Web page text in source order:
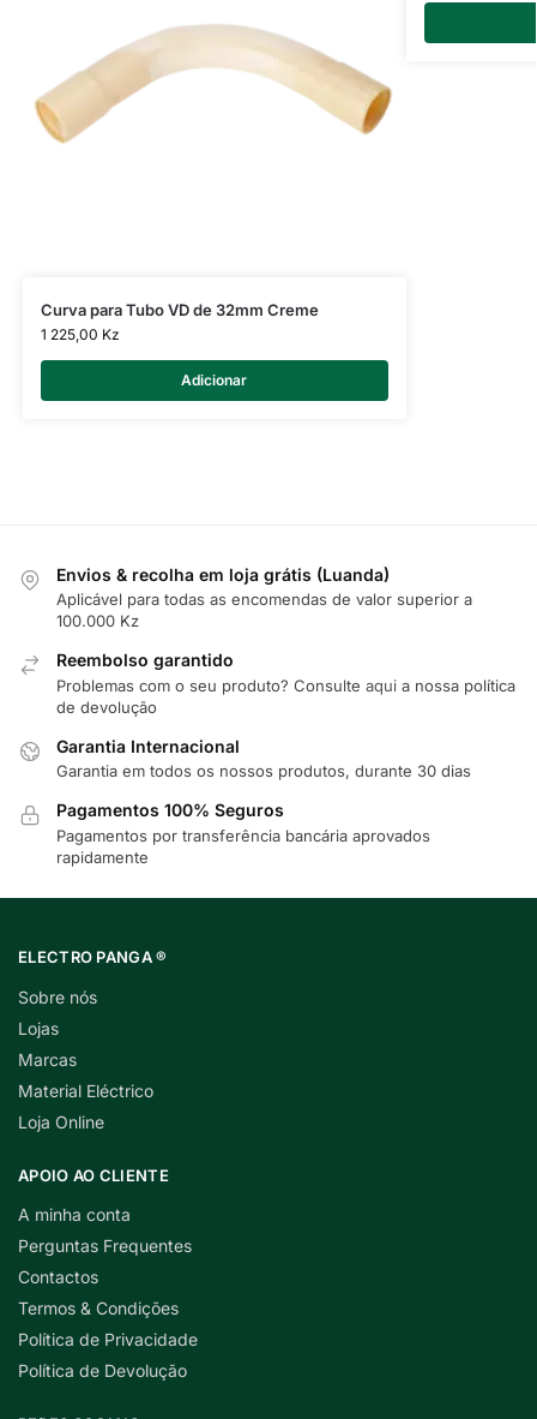
Curva para Tubo VD de 32mm Creme
1 225,00 Kz
Adicionar
Envios & recolha em loja grátis (Luanda)
Aplicável para todas as encomendas de valor superior a
100.000 Kz
Reembolso garantido
Problemas com o seu produto? Consulte aqui a nossa política
de devolução
Garantia Internacional
Garantia em todos os nossos produtos, durante 30 dias
Pagamentos 100% Seguros
Pagamentos por transferência bancária aprovados
rapidamente
ELECTRO PANGA ®
Sobre nós
Lojas
Marcas
Material Eléctrico
Loja Online
APOIO AO CLIENTE
A minha conta
Perguntas Frequentes
Contactos
Termos & Condições
Política de Privacidade
Política de Devolução